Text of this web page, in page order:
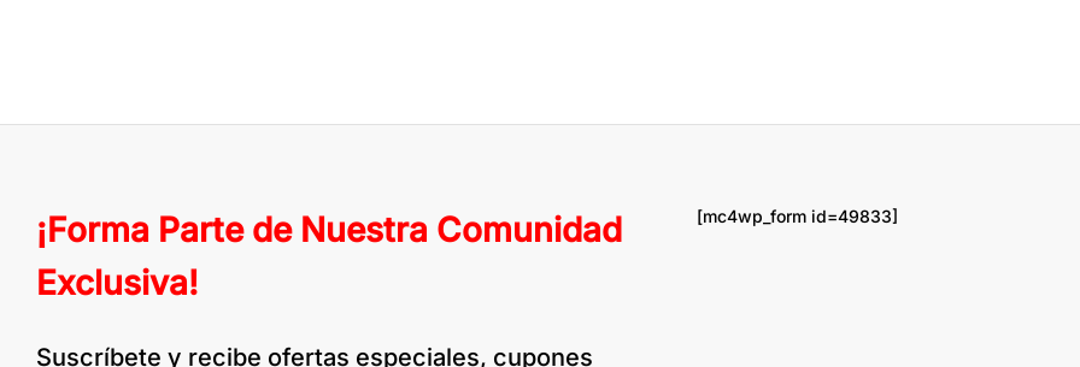
¡Forma Parte de Nuestra Comunidad
Exclusiva!
Suscríbete y recibe ofertas especiales, cupones
[mc4wp_form id=49833]